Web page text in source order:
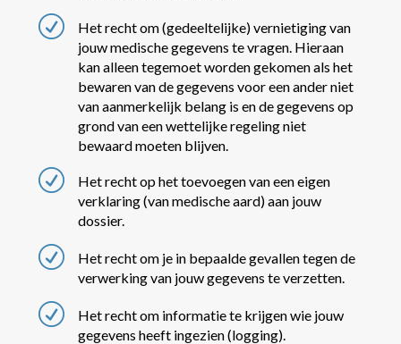
R
Het recht om (gedeeltelijke) vernietiging van
jouw medische gegevens te vragen. Hieraan
kan alleen tegemoet worden gekomen als het
bewaren van de gegevens voor een ander niet
van aanmerkelijk belang is en de gegevens op
grond van een wettelijke regeling niet
bewaard moeten blijven.
R
Het recht op het toevoegen van een eigen
verklaring (van medische aard) aan jouw
dossier.
R
Het recht om je in bepaalde gevallen tegen de
verwerking van jouw gegevens te verzetten.
R
Het recht om informatie te krijgen wie jouw
gegevens heeft ingezien (logging).